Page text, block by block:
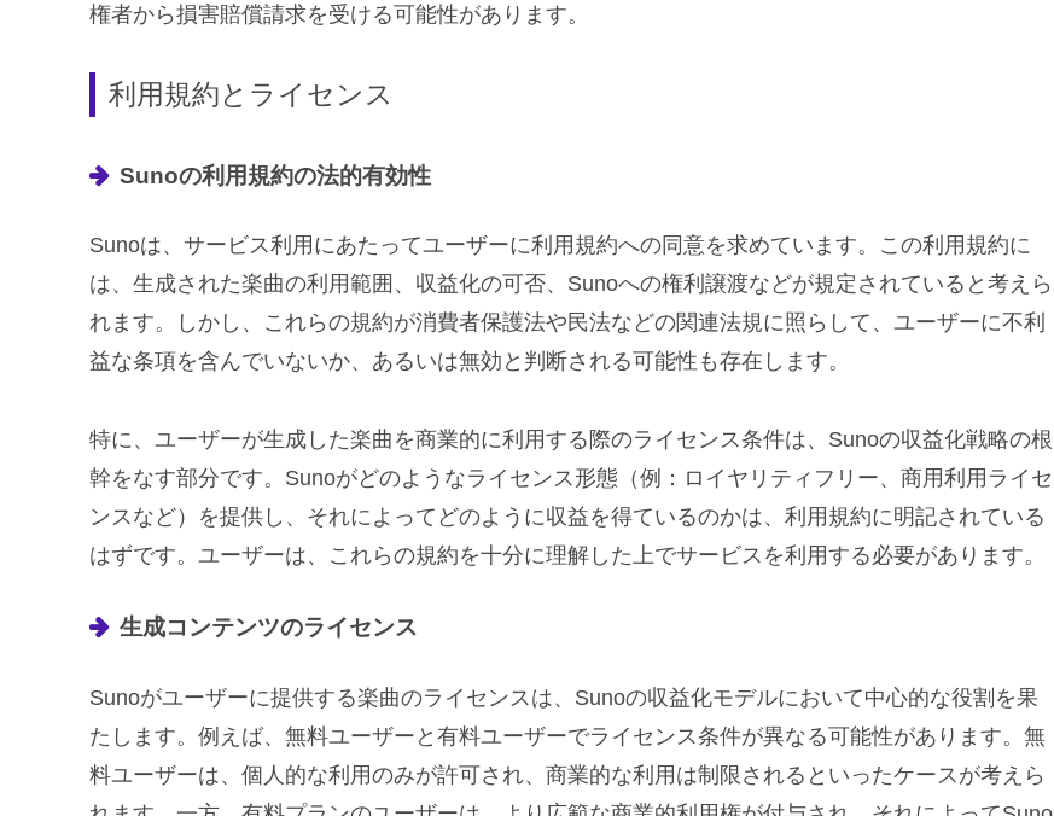
権者から損害賠償請求を受ける可能性があります。
利用規約とライセンス
Sunoの利用規約の法的有効性
Sunoは、サービス利用にあたってユーザーに利用規約への同意を求めています。この利用規約に
は、生成された楽曲の利用範囲、収益化の可否、Sunoへの権利譲渡などが規定されていると考えら
れます。しかし、これらの規約が消費者保護法や民法などの関連法規に照らして、ユーザーに不利
益な条項を含んでいないか、あるいは無効と判断される可能性も存在します。
特に、ユーザーが生成した楽曲を商業的に利用する際のライセンス条件は、Sunoの収益化戦略の根
幹をなす部分です。Sunoがどのようなライセンス形態（例：ロイヤリティフリー、商用利用ライセ
ンスなど）を提供し、それによってどのように収益を得ているのかは、利用規約に明記されている
はずです。ユーザーは、これらの規約を十分に理解した上でサービスを利用する必要があります。
生成コンテンツのライセンス
Sunoがユーザーに提供する楽曲のライセンスは、Sunoの収益化モデルにおいて中心的な役割を果
たします。例えば、無料ユーザーと有料ユーザーでライセンス条件が異なる可能性があります。無
料ユーザーは、個人的な利用のみが許可され、商業的な利用は制限されるといったケースが考えら